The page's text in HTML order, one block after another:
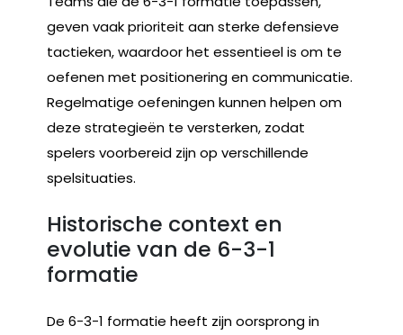
geven vaak prioriteit aan sterke defensieve
tactieken, waardoor het essentieel is om te
oefenen met positionering en communicatie.
Regelmatige oefeningen kunnen helpen om
deze strategieën te versterken, zodat
spelers voorbereid zijn op verschillende
spelsituaties.
Historische context en
evolutie van de 6-3-1
formatie
De 6-3-1 formatie heeft zijn oorsprong in